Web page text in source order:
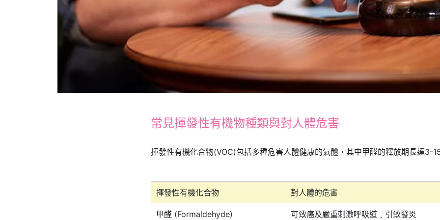
常見揮發性有機物種類與對人體危害
揮發性有機化合物(VOC)包括多種危害人體健康的氣體，其中甲醛的釋放期長達3-
揮發性有機化合物 對人體的危害
甲醛 (Formaldehyde) 可致癌及嚴重刺激呼吸道﹐引致發炎